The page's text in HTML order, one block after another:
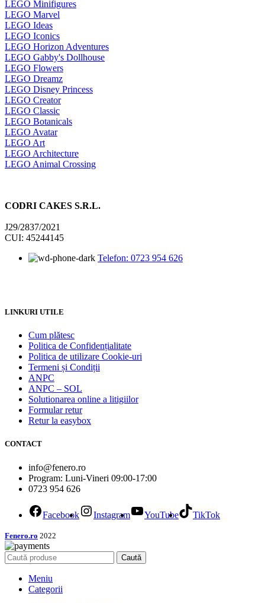
LEGO Minifigures
LEGO Marvel
LEGO Ideas
LEGO Iconics
LEGO Horizon Adventures
LEGO Gabby's Dollhouse
LEGO Flowers
LEGO Dreamz
LEGO Disney Princess
LEGO Creator
LEGO Classic
LEGO Botanicals
LEGO Avatar
LEGO Art
LEGO Architecture
LEGO Animal Crossing
CODRI CAKES S.R.L.
J29/2837/2021
CUI: 45244145
Telefon: 0723 954 626
LINKURI UTILE
Cum plătesc
Politica de Confidențialitate
Politica de utilizare Cookie-uri
Termeni și Condiții
ANPC
ANPC – SOL
Solutionarea online a litigiilor
Formular retur
Retur la easybox
CONTACT
info@fenero.ro
Program: Luni-Vineri 09:00-17:00
0723 954 626
Facebook Instagram YouTube TikTok
Fenero.ro 2022
Caută
Meniu
Categorii